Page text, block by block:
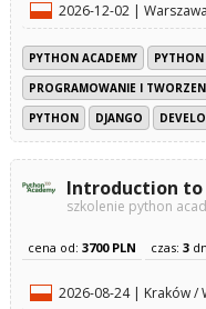
2026-12-02 |
PYTHON ACADEMY
PYTHON
PROGRAMOWANIE I
PYTHON
DJANGO
Introduction to
szkolenie python
cena od: 3700 PLN czas: 3
2026-08-24 | Kraków /